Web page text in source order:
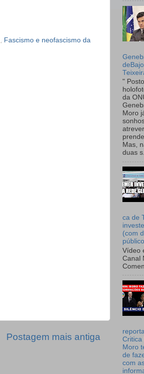
, Fascismo e neofascismo da
Postagem mais antiga
"
da
Moro
Mas,
duas
ca de
(com
Vídeo
Canal
Critica
Moro
de
com